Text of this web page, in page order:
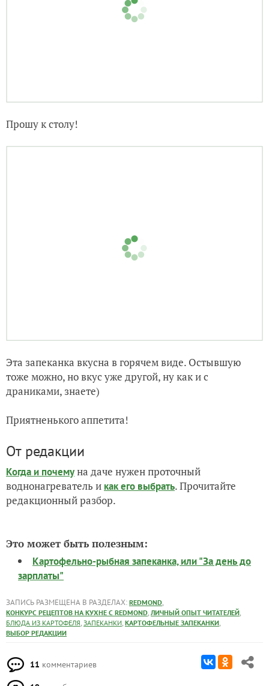
Прошу к столу!
тоже можно, но вкус уже другой, ну как и с
драниками, знаете)
От редакции
на даче нужен проточный
воднонагреватель и как его выбрать. Прочитайте
редакционный разбор.
Это может быть полезным:
зарплаты"
КОНКУРС РЕЦЕПТОВ НА КУХНЕ С REDMOND,ЛИЧНЫЙ ОПЫТ ЧИТАТЕЛЕЙ
БЛЮДА ИЗ КАРТОФЕЛЯ,ЗАПЕКАНКИ,КАРТОФЕЛЬНЫЕ ЗАПЕКАНКИ,
ВЫБОР РЕДАКЦИИ